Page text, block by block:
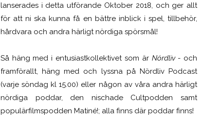
lanserades i detta utförande Oktober 2018, och ger allt
för att ni ska kunna få en bättre inblick i spel, tillbehör,
hårdvara och andra härligt nördiga spörsmål!
Så häng med i entusiastkollektivet som är Nördliv- och
framförallt, häng med och lyssna på Nördliv Podcast
(varje söndag kl 15.00) eller någon av våra andra härligt
nördiga poddar, den nischade Cultpodden samt
populärfilmspodden Matiné!; alla finns där poddar finns!